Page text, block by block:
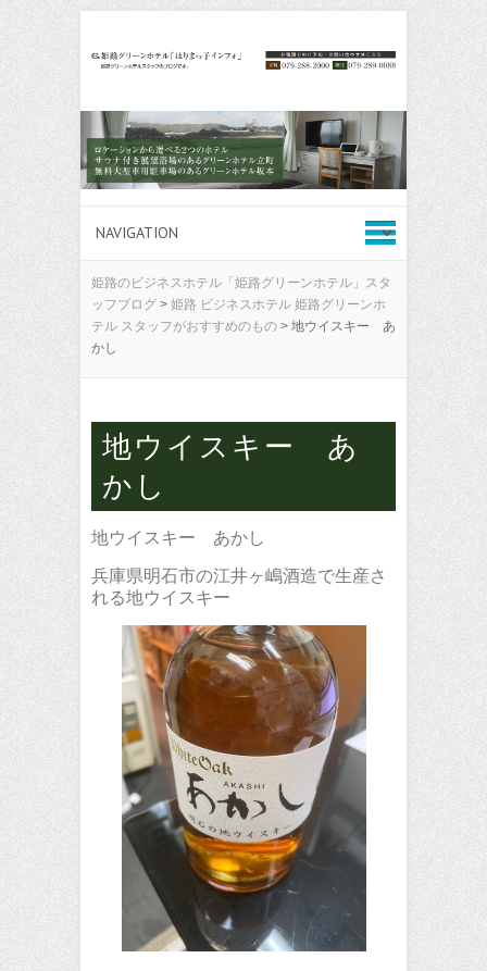
姫路のビジネスホテル「姫路グリーンホテル」スタ
ッフブログ > 姫路 ビジネスホテル 姫路グリーンホ
テル スタッフがおすすめのもの > 地ウイスキー あ
かし
地ウイスキー あ
かし
地ウイスキー あかし
兵庫県明石市の江井ヶ嶋酒造で生産さ
れる地ウイスキー